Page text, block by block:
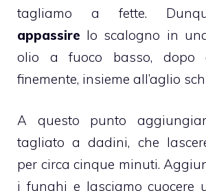
tagliamo a fette.
appassire lo scalogno in
olio a fuoco basso, dopo
finemente, insieme all’aglio
A questo punto
tagliato a dadini, che
per circa cinque minuti.
i funghi e lasciamo cuocere